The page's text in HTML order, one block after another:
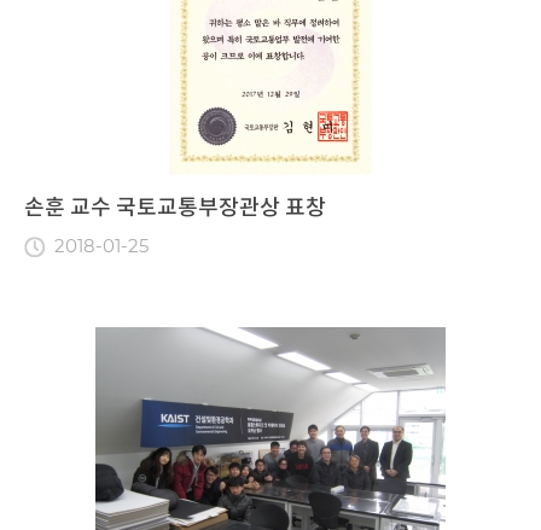
손훈 교수 국토교통부장관상 표창
2018-01-25